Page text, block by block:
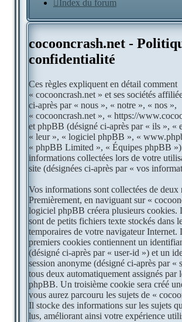
Index du forum
cocooncrash.net -
confidentialité
Ces règles expliquent en détail comment
« cocooncrash.net » et ses sociétés
ci-après par « nous », « notre », « nos »,
« cocooncrash.net », « https://
et phpBB (désigné ci-après par « ils », «
« leur », « logiciel phpBB », «
« phpBB Limited », « Équipes phpBB
informations collectées lors de votre
site (désignées ci-après par « vos
Vos informations sont collectées de deux
Premièrement, en naviguant sur «
logiciel phpBB créera plusieurs cookies.
sont de petits fichiers texte stockés dans
temporaires de votre navigateur Internet.
premiers cookies contiennent un
(désigné ci-après par « user-id ») et un
session anonyme (désigné ci-après par «
tous deux automatiquement assignés par
phpBB. Un troisième cookie sera créé
vous aurez parcouru les sujets de «
Il stocke des informations sur les sujets
lus, améliorant ainsi votre expérience